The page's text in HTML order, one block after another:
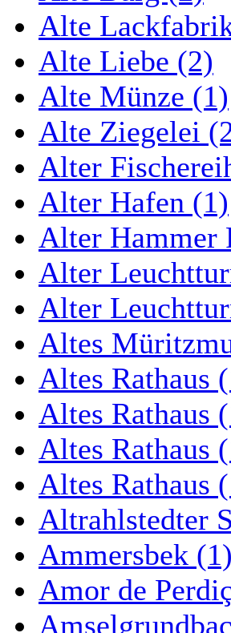
Alte
Alte Liebe (2)
Alte Münze (1)
Alte Ziegelei
Alter
Alter Hafen (1)
Alter Hammer
Alter
Alter
Altes
Altes Rathaus
Altes Rathaus
Altes Rathaus
Altes Rathaus
Altrahlstedter
Ammersbek (1)
Amor de